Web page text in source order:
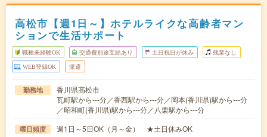
高松市【週1日～】ホテルライクな高齢者マン
ションで生活サポート
職種未経験OK 交通費別途支給あり 土日祝日が休み 残業なし
WEB登録OK 派遣
勤務地
香川県高松市
瓦町駅から---分／香西駅から---分／岡本(香川県)駅から---分
／昭和町(香川県)駅から---分／八栗駅から---分
曜日頻度 週1日～5日OK（月～金） ★土日休みOK